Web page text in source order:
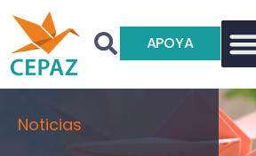
APOYA
Noticias